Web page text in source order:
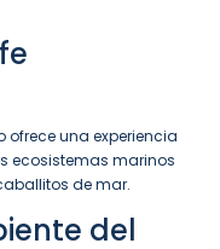
ofrece una experiencia
ecosistemas marinos
de mar.
del